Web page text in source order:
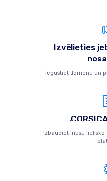
Izvēlieties
Iegūstiet domēnu un
Izbaudiet mūsu